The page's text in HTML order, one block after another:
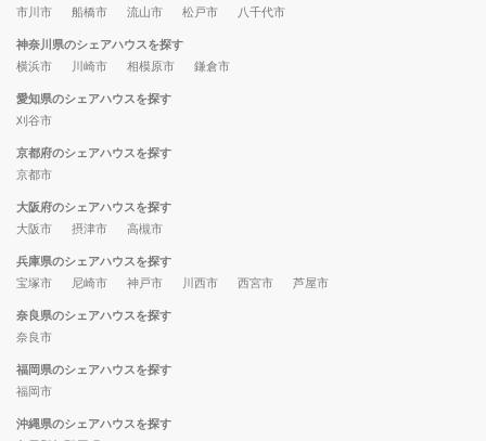
市川市
船橋市 流山市 松戸市 八千代市
神奈川県のシェアハウスを探す
横浜市
川崎市 相模原市 鎌倉市
愛知県のシェアハウスを探す
刈谷市
京都府のシェアハウスを探す
京都市
大阪府のシェアハウスを探す
大阪市
摂津市 高槻市
兵庫県のシェアハウスを探す
宝塚市
尼崎市 神戸市 川西市 西宮市 芦屋市
奈良県のシェアハウスを探す
奈良市
福岡県のシェアハウスを探す
福岡市
沖縄県のシェアハウスを探す